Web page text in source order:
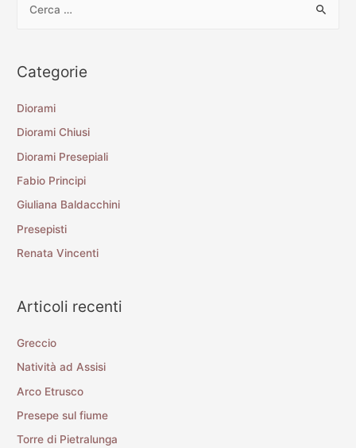
Categorie
Diorami
Diorami Chiusi
Diorami Presepiali
Fabio Principi
Giuliana Baldacchini
Presepisti
Renata Vincenti
Articoli recenti
Greccio
Natività ad Assisi
Arco Etrusco
Presepe sul fiume
Torre di Pietralunga